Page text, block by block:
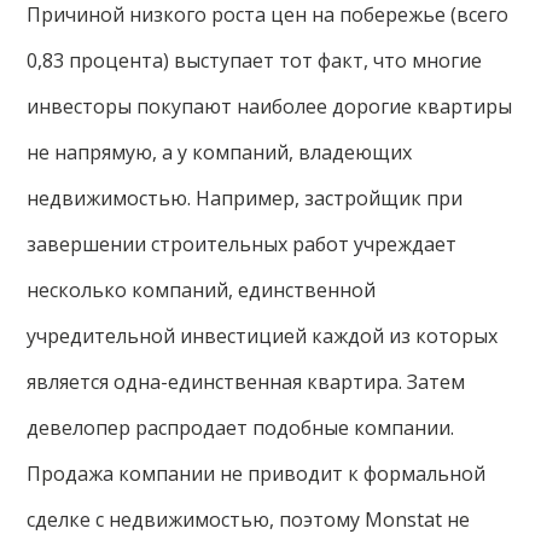
Причиной низкого роста цен на побережье (всего
0,83 процента) выступает тот факт, что многие
инвесторы покупают наиболее дорогие квартиры
не напрямую, а у компаний, владеющих
недвижимостью. Например, застройщик при
завершении строительных работ учреждает
несколько компаний, единственной
учредительной инвестицией каждой из которых
является одна-единственная квартира. Затем
девелопер распродает подобные компании.
Продажа компании не приводит к формальной
сделке с недвижимостью, поэтому Monstat не